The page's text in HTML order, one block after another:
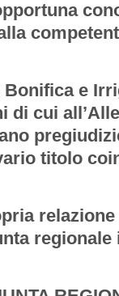
Bonifica e
di cui all’
titolo
regionale